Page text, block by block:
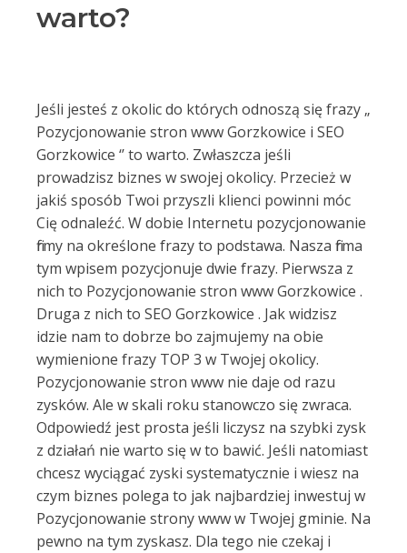
warto?
Jeśli jesteś z okolic do których odnoszą się frazy „
Pozycjonowanie stron www Gorzkowice i SEO
Gorzkowice ‘’ to warto. Zwłaszcza jeśli
prowadzisz biznes w swojej okolicy. Przecież w
jakiś sposób Twoi przyszli klienci powinni móc
Cię odnaleźć. W dobie Internetu pozycjonowanie
firmy na określone frazy to podstawa. Nasza firma
tym wpisem pozycjonuje dwie frazy. Pierwsza z
nich to Pozycjonowanie stron www Gorzkowice .
Druga z nich to SEO Gorzkowice . Jak widzisz
idzie nam to dobrze bo zajmujemy na obie
wymienione frazy TOP 3 w Twojej okolicy.
Pozycjonowanie stron www nie daje od razu
zysków. Ale w skali roku stanowczo się zwraca.
Odpowiedź jest prosta jeśli liczysz na szybki zysk
z działań nie warto się w to bawić. Jeśli natomiast
chcesz wyciągać zyski systematycznie i wiesz na
czym biznes polega to jak najbardziej inwestuj w
Pozycjonowanie strony www w Twojej gminie. Na
pewno na tym zyskasz. Dla tego nie czekaj i